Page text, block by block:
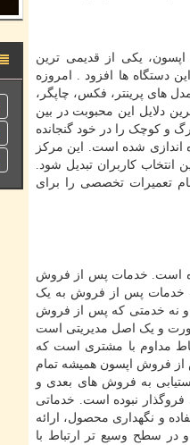
یکی از قدیمی ترین
دستگاه ها افزود . امروزه
های پرینتر، فکس، چاپگر،
دلایل این محبوبت در بین
و کوچک را در خود گنجانده
اندازی شده است. این مرکز
انتخاب کاربران تبدیل شود.
تعمیرات تخصصی را برای
است. خدمات پس از فروش
خدمات پس از فروش به یک
و نه خدمتی که پس از فروش
و یک اصل مدیریتی است
مداوم با مشتری است که
از فروش اپسون همیشه تمام
به فروش های بعدی و
نبوده است. خدماتی
و نگهداری محصول، ارائه
در سطح وسیع تر ارتباط با